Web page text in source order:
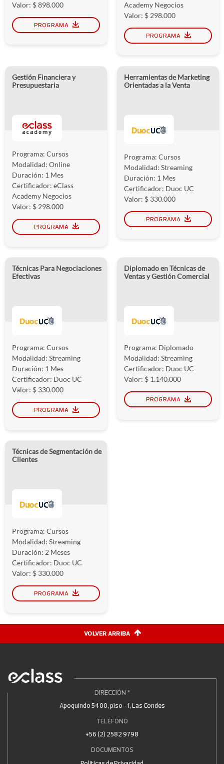
Valor: $ 898.000
PROGRAMA
Academy Negocios
Valor: $ 298.000
PROGRAMA
Gestión Financiera y
Presupuestaria
Programa: Cursos
Modalidad: Online
Duración: 1 Mes
Certificador: eClass
Academy Negocios
Valor: $ 298.000
PROGRAMA
Herramientas de Marketing
Orientadas a la Venta
Programa: Cursos
Modalidad: Streaming
Duración: 1 Mes
Certificador: Duoc UC
Valor: $ 330.000
PROGRAMA
Técnicas Para Negociaciones
Efectivas
Programa: Cursos
Modalidad: Streaming
Duración: 1 Mes
Certificador: Duoc UC
Valor: $ 330.000
PROGRAMA
Diplomado en Técnicas de
Ventas y Gestión Comercial
Programa: Diplomado
Modalidad: Streaming
Certificador: Duoc UC
Valor: $ 1.140.000
PROGRAMA
Técnicas de Segmentación de
Clientes
Programa: Cursos
Modalidad: Streaming
Duración: 2 Meses
Certificador: Duoc UC
Valor: $ 330.000
PROGRAMA
VOLVER ARRIBA
DIRECCIÓN *
Apoquindo 5400, piso -1, Las Condes
TELÉFONO
+56 (2) 2582 9798
DOCUMENTOS